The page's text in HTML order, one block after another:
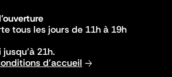
tous les jours de 11h à 19h
21h.
d'accueil